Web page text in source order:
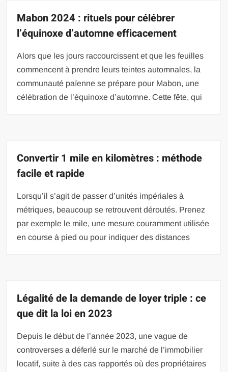
Mabon 2024 : rituels pour célébrer
l’équinoxe d’automne efficacement
Alors que les jours raccourcissent et que les feuilles
commencent à prendre leurs teintes automnales, la
communauté païenne se prépare pour Mabon, une
célébration de l’équinoxe d’automne. Cette fête, qui
Convertir 1 mile en kilomètres : méthode
facile et rapide
Lorsqu’il s’agit de passer d’unités impériales à
métriques, beaucoup se retrouvent déroutés. Prenez
par exemple le mile, une mesure couramment utilisée
en course à pied ou pour indiquer des distances
Légalité de la demande de loyer triple : ce
que dit la loi en 2023
Depuis le début de l’année 2023, une vague de
controverses a déferlé sur le marché de l’immobilier
locatif, suite à des cas rapportés où des propriétaires